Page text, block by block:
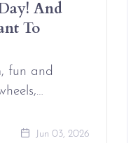
And
To
fun and
Jun 03, 2026